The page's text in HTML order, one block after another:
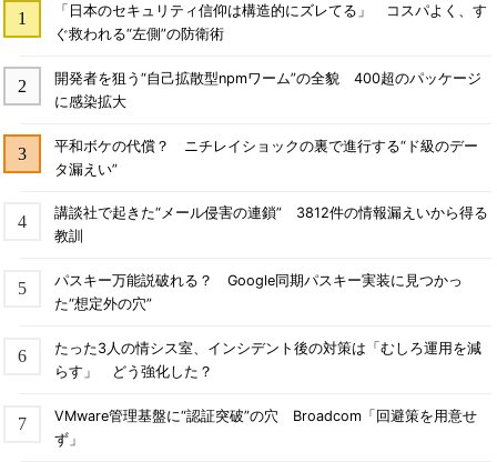
「日本のセキュリティ信仰は構造的にズレてる」 コスパよく、す
ぐ救われる“左側”の防衛術
開発者を狙う“自己拡散型npmワーム”の全貌 400超のパッケージ
に感染拡大
平和ボケの代償？ ニチレイショックの裏で進行する“ド級のデー
タ漏えい”
講談社で起きた“メール侵害の連鎖” 3812件の情報漏えいから得る
教訓
パスキー万能説破れる？ Google同期パスキー実装に見つかっ
た“想定外の穴”
たった3人の情シス室、インシデント後の対策は「むしろ運用を減
らす」 どう強化した？
VMware管理基盤に“認証突破”の穴 Broadcom「回避策を用意せ
ず」